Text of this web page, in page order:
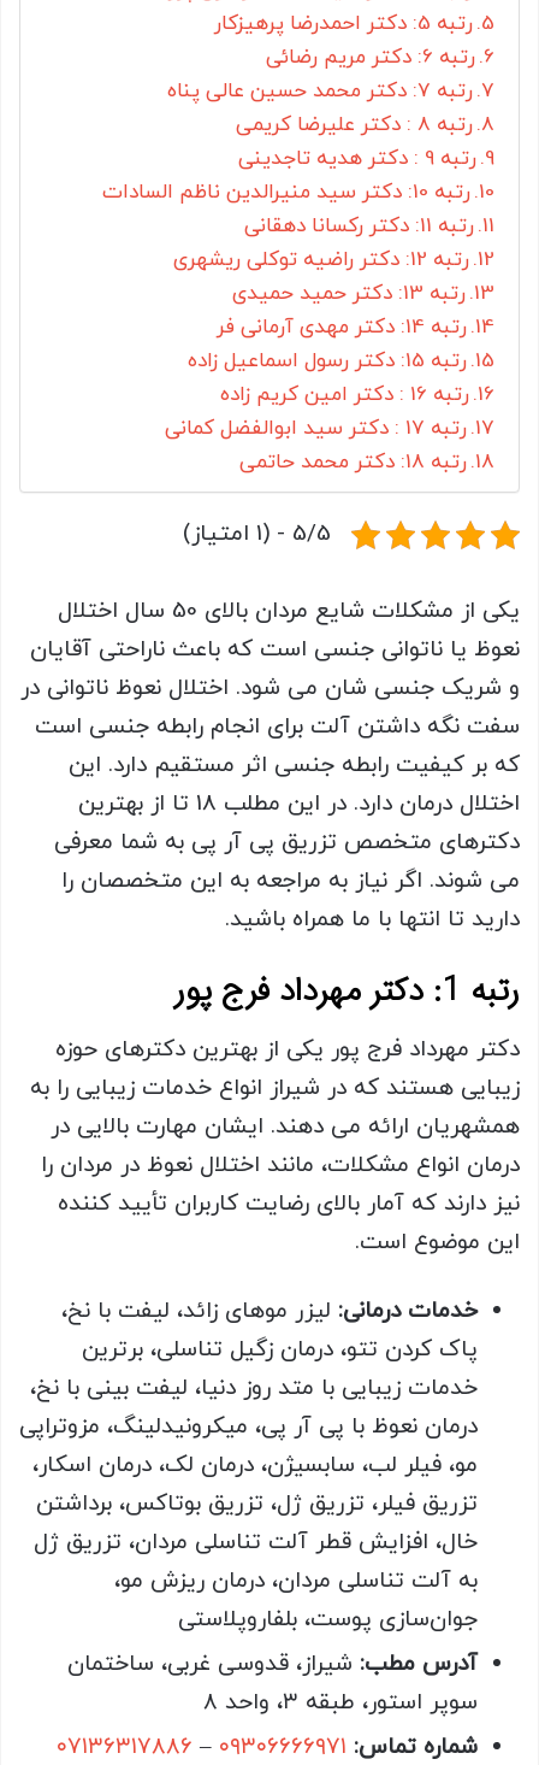
رتبه 5: دکتر احمدرضا پرهیزکار
رتبه 6: دکتر مریم رضائی
رتبه 7: دکتر محمد حسین عالی پناه
رتبه 8 : دکتر علیرضا کریمی
رتبه 9 : دکتر هدیه تاجدینی
رتبه 10: دکتر سید منیرالدین ناظم السادات
رتبه 11: دکتر رکسانا دهقانی
رتبه 12: دکتر راضیه توکلی ریشهری
رتبه 13: دکتر حمید حمیدی
رتبه 14: دکتر مهدی آرمانی فر
رتبه 15: دکتر رسول اسماعیل زاده
رتبه 16 : دکتر امین کریم زاده
رتبه 17 : دکتر سید ابوالفضل کمانی
رتبه 18: دکتر محمد حاتمی
5/5 - (1 امتیاز)
یکی از مشکلات شایع مردان بالای 50 سال اختلال
نعوظ یا ناتوانی جنسی است که باعث ناراحتی آقایان
و شریک جنسی شان می‌ شود. اختلال نعوظ ناتوانی در
سفت نگه داشتن آلت برای انجام رابطه جنسی است
که بر کیفیت رابطه جنسی اثر مستقیم دارد. این
اختلال درمان دارد. در این مطلب 18 تا از بهترین
دکترهای متخصص تزریق پی آر پی به شما معرفی
می شوند. اگر نیاز به مراجعه به این متخصصان را
دارید تا انتها با ما همراه باشید.
رتبه 1: دکتر مهرداد فرج پور
دکتر مهرداد فرج پور یکی از بهترین دکترهای حوزه
زیبایی هستند که در شیراز انواع خدمات زیبایی را به
همشهریان ارائه می دهند. ایشان مهارت بالایی در
درمان انواع مشکلات، مانند اختلال نعوظ در مردان را
نیز دارند که آمار بالای رضایت کاربران تأیید کننده
این موضوع است.
خدمات درمانی: لیزر موهای زائد، لیفت با نخ،
پاک کردن تتو، درمان زگیل تناسلی، برترین
خدمات زیبایی با متد روز دنیا، لیفت بینی با نخ،
درمان نعوظ با پی آر پی، میکرونیدلینگ، مزوتراپی
مو، فیلر لب، سابسیژن، درمان لک، درمان اسکار،
تزریق فیلر، تزریق ژل، تزریق بوتاکس، برداشتن
خال، افزایش قطر آلت تناسلی مردان، تزریق ژل
به آلت تناسلی مردان، درمان ریزش مو،
جوان‌سازی پوست، بلفاروپلاستی
آدرس مطب: شیراز، قدوسی غربی، ساختمان
سوپر استور، طبقه ۳، واحد ۸
شماره تماس:
–۰۷۱۳۶۳۱۷۸۸۶